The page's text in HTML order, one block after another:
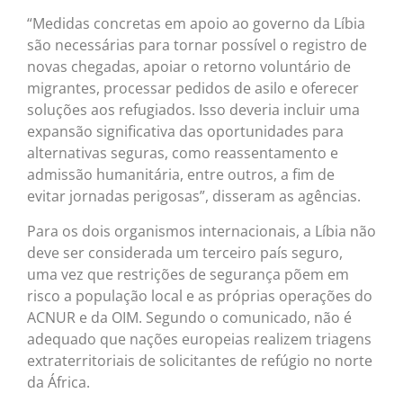
“Medidas concretas em apoio ao governo da Líbia
são necessárias para tornar possível o registro de
novas chegadas, apoiar o retorno voluntário de
migrantes, processar pedidos de asilo e oferecer
soluções aos refugiados. Isso deveria incluir uma
expansão significativa das oportunidades para
alternativas seguras, como reassentamento e
admissão humanitária, entre outros, a fim de
evitar jornadas perigosas”, disseram as agências.
Para os dois organismos internacionais, a Líbia não
deve ser considerada um terceiro país seguro,
uma vez que restrições de segurança põem em
risco a população local e as próprias operações do
ACNUR e da OIM. Segundo o comunicado, não é
adequado que nações europeias realizem triagens
extraterritoriais de solicitantes de refúgio no norte
da África.